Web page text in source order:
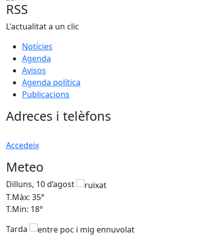
RSS
L'actualitat a un clic
Notícies
Agenda
Avisos
Agenda política
Publicacions
Adreces i telèfons
Accedeix
Meteo
Dilluns, 10 d’agost
T.Màx: 35°
T.Min: 18°
Tarda